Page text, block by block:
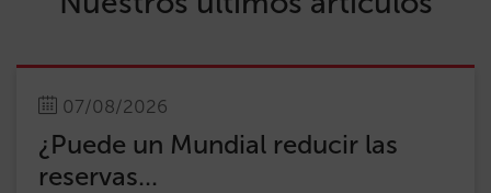
07/08/2026
¿Puede un Mundial reducir las
reservas...